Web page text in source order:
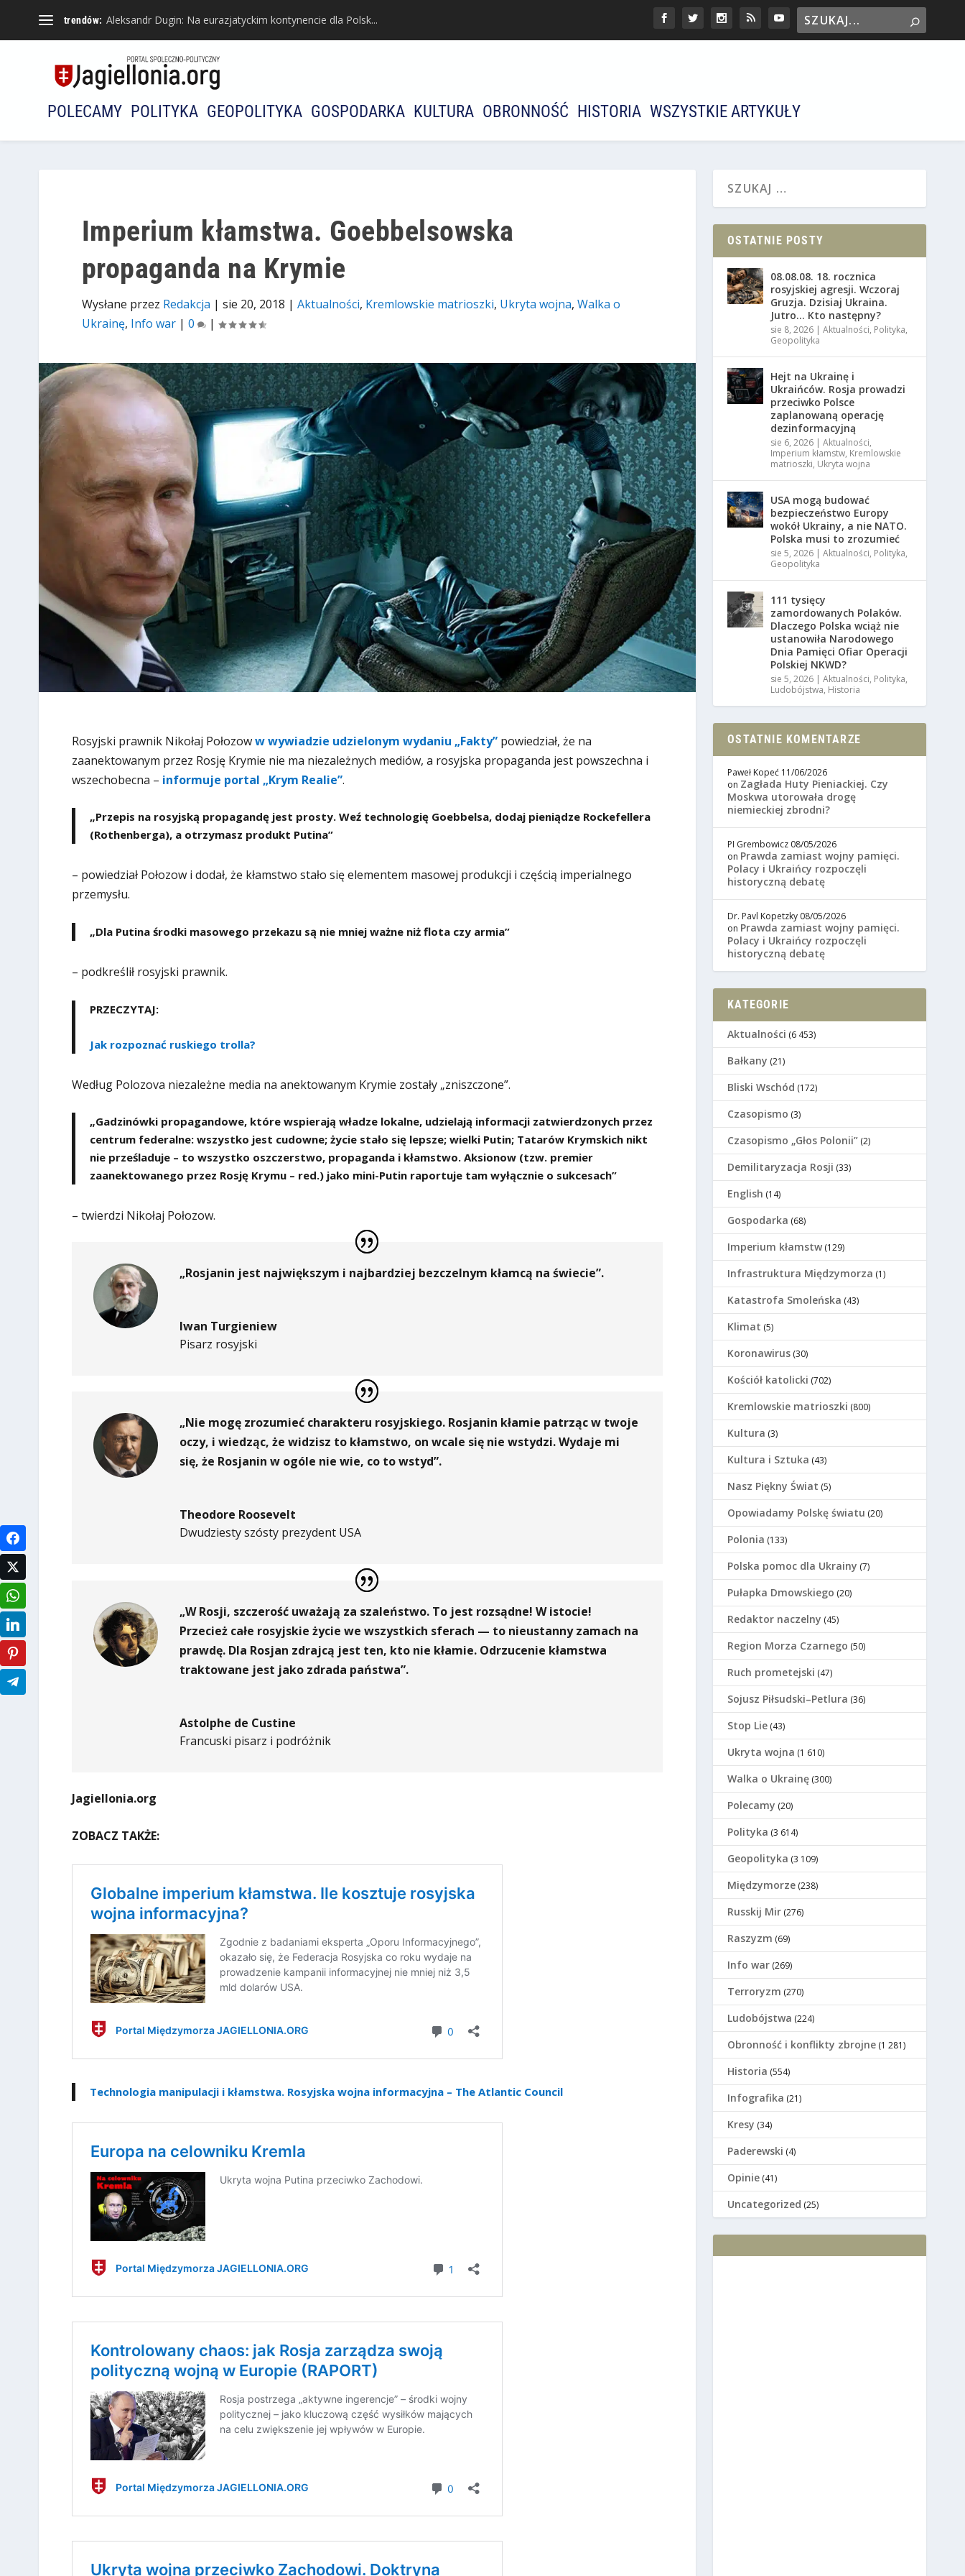
trendów: Aleksandr Dugin: Na eurazjatyckim kontynencie dla Polsk...
POLECAMY POLITYKA GEOPOLITYKA GOSPODARKA KULTURA OBRONNOŚĆ HISTORIA WSZYSTKIE ARTYKUŁY
Imperium kłamstwa. Goebbelsowska
propaganda na Krymie
Wysłane przez Redakcja | sie 20, 2018 | Aktualności, Kremlowskie matrioszki, Ukryta wojna, Walka o
Ukrainę, Info war| 0 |
Rosyjski prawnik Nikołaj Połozoww wywiadzie udzielonym wydaniu „Fakty”powiedział, że na
zaanektowanym przez Rosję Krymie nie ma niezależnych mediów, a rosyjska propaganda jest powszechna i
wszechobecna – informuje portal „Krym Realie”.
„Przepis na rosyjską propagandę jest prosty. Weź technologię Goebbelsa, dodaj pieniądze Rockefellera
(Rothenberga), a otrzymasz produkt Putina”
– powiedział Połozow i dodał, że kłamstwo stało się elementem masowej produkcji i częścią imperialnego
przemysłu.
„Dla Putina środki masowego przekazu są nie mniej ważne niż flota czy armia”
– podkreślił rosyjski prawnik.
PRZECZYTAJ:
Jak rozpoznać ruskiego trolla?
Według Polozova niezależne media na anektowanym Krymie zostały „zniszczone”.
„Gadzinówki propagandowe, które wspierają władze lokalne, udzielają informacji zatwierdzonych przez
centrum federalne: wszystko jest cudowne; życie stało się lepsze; wielki Putin; Tatarów Krymskich nikt
nie prześladuje – to wszystko oszczerstwo, propaganda i kłamstwo. Aksionow (tzw. premier
zaanektowanego przez Rosję Krymu – red.) jako mini-Putin raportuje tam wyłącznie o sukcesach”
– twierdzi Nikołaj Połozow.
„Rosjanin jest największym i najbardziej bezczelnym kłamcą na świecie”.
Iwan Turgieniew
Pisarz rosyjski
„Nie mogę zrozumieć charakteru rosyjskiego. Rosjanin kłamie patrząc w twoje
oczy, i wiedząc, że widzisz to kłamstwo, on wcale się nie wstydzi. Wydaje mi
się, że Rosjanin w ogóle nie wie, co to wstyd”.
Theodore Roosevelt
Dwudziesty szósty prezydent USA
„W Rosji, szczerość uważają za szaleństwo. To jest rozsądne! W istocie!
Przecież całe rosyjskie życie we wszystkich sferach — to nieustanny zamach na
prawdę. Dla Rosjan zdrajcą jest ten, kto nie kłamie. Odrzucenie kłamstwa
traktowane jest jako zdrada państwa”.
Astolphe de Custine
Francuski pisarz i podróżnik
Jagiellonia.org
ZOBACZ TAKŻE:
Technologia manipulacji i kłamstwa. Rosyjska wojna informacyjna – The Atlantic Council
OSTATNIE POSTY
08.08.08. 18. rocznica
rosyjskiej agresji. Wczoraj
Gruzja. Dzisiaj Ukraina.
Jutro… Kto następny?
sie 8, 2026 |Aktualności, Polityka,
Geopolityka
Hejt na Ukrainę i
Ukraińców. Rosja prowadzi
przeciwko Polsce
zaplanowaną operację
dezinformacyjną
sie 6, 2026 |Aktualności,
Imperium kłamstw, Kremlowskie
matrioszki, Ukryta wojna
USA mogą budować
bezpieczeństwo Europy
wokół Ukrainy, a nie NATO.
Polska musi to zrozumieć
sie 5, 2026 |Aktualności, Polityka,
Geopolityka
111 tysięcy
zamordowanych Polaków.
Dlaczego Polska wciąż nie
ustanowiła Narodowego
Dnia Pamięci Ofiar Operacji
Polskiej NKWD?
sie 5, 2026 |Aktualności, Polityka,
Ludobójstwa, Historia
OSTATNIE KOMENTARZE
Paweł Kopeć 11/06/2026
on Zagłada Huty Pieniackiej. Czy
Moskwa utorowała drogę
niemieckiej zbrodni?
PI Grembowicz 08/05/2026
on Prawda zamiast wojny pamięci.
Polacy i Ukraińcy rozpoczęli
historyczną debatę
Dr. Pavl Kopetzky 08/05/2026
on Prawda zamiast wojny pamięci.
Polacy i Ukraińcy rozpoczęli
historyczną debatę
KATEGORIE
Aktualności (6 453)
Bałkany (21)
Bliski Wschód (172)
Czasopismo (3)
Czasopismo „Głos Polonii” (2)
Demilitaryzacja Rosji (33)
English (14)
Gospodarka (68)
Imperium kłamstw (129)
Infrastruktura Międzymorza (1)
Katastrofa Smoleńska (43)
Klimat (5)
Koronawirus (30)
Kościół katolicki (702)
Kremlowskie matrioszki (800)
Kultura (3)
Kultura i Sztuka (43)
Nasz Piękny Świat (5)
Opowiadamy Polskę światu (20)
Polonia (133)
Polska pomoc dla Ukrainy (7)
Pułapka Dmowskiego (20)
Redaktor naczelny (45)
Region Morza Czarnego (50)
Ruch prometejski (47)
Sojusz Piłsudski–Petlura (36)
Stop Lie (43)
Ukryta wojna (1 610)
Walka o Ukrainę (300)
Polecamy (20)
Polityka (3 614)
Geopolityka (3 109)
Międzymorze (238)
Russkij Mir (276)
Raszyzm (69)
Info war (269)
Terroryzm (270)
Ludobójstwa (224)
Оbronność i konflikty zbrojne (1 281)
Historia (554)
Infografika (21)
Kresy (34)
Paderewski (4)
Opinie (41)
Uncategorized (25)